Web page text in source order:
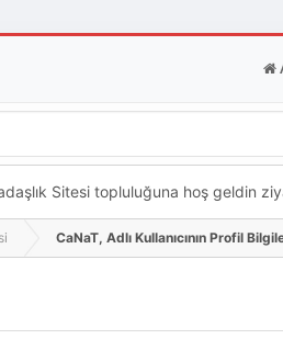
Sitesi topluluğuna hoş geldin
CaNaT, Adlı Kullanıcının Profil